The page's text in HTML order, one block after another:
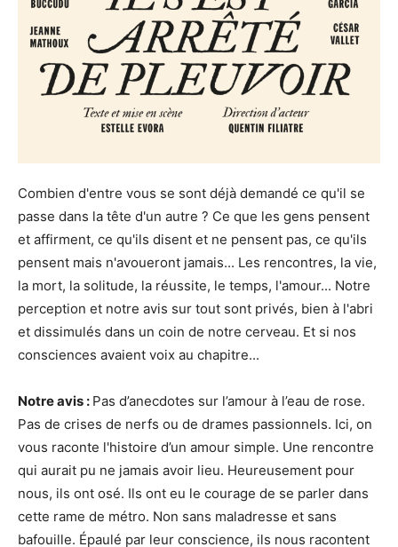
Combien d'entre vous se sont déjà demandé ce qu'il se
passe dans la tête d'un autre ? Ce que les gens pensent
et affirment, ce qu'ils disent et ne pensent pas, ce qu'ils
pensent mais n'avoueront jamais... Les rencontres, la vie,
la mort, la solitude, la réussite, le temps, l'amour... Notre
perception et notre avis sur tout sont privés, bien à l'abri
et dissimulés dans un coin de notre cerveau. Et si nos
consciences avaient voix au chapitre...
Notre avis : Pas d’anecdotes sur l’amour à l’eau de rose.
Pas de crises de nerfs ou de drames passionnels. Ici, on
vous raconte l'histoire d’un amour simple. Une rencontre
qui aurait pu ne jamais avoir lieu. Heureusement pour
nous, ils ont osé. Ils ont eu le courage de se parler dans
cette rame de métro. Non sans maladresse et sans
bafouille. Épaulé par leur conscience, ils nous racontent